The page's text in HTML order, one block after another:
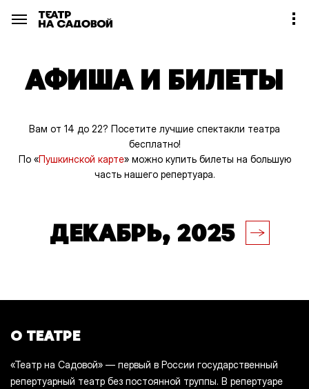
АФИША И БИЛЕТЫ
Вам от 14 до 22? Посетите лучшие спектакли театра
бесплатно!
По «Пушкинской карте» можно купить билеты на большую
часть нашего репертуара.
ДЕКАБРЬ, 2025
О ТЕАТРЕ
«Театр на Садовой» — первый в России государственный
репертуарный театр без постоянной труппы. В репертуаре